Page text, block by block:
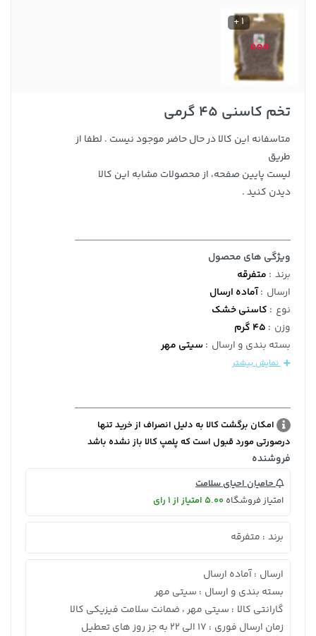
1 +
تخم کاسنی 45 گرمی
متاسفانه این کالا در حال حاضر موجود نیست . لطفا از
طریق
لیست پایین صفحه، از محصولات مشابه این کالا
دیدن کنید .
ویژگی های محصول
برند : متفرقه
ارسال :آماده ارسال
نوع : کاسنی خشک
وزن : 45 گرم
بسته بندی و ارسال :سیتی مهر
نمایش بیشتر
امکان برگشت کالا به دلیل انصراف از خرید تنها
درصورتی مورد قبول است که پلمپ کالا باز نشده باشد
فروشنده
حامیان احیای سلامت
امتیاز فروشگاه 5.00 امتیاز از 1 رای
برند : متفرقه
ارسال : آماده ارسال
بسته بندی و ارسال : سیتی مهر
گارانتی کالا : سیتی مهر ، ضمانت سلامت فیزیکی کالا
زمان ارسال فوری : 17 الی 22 به جز روز های تعطیل